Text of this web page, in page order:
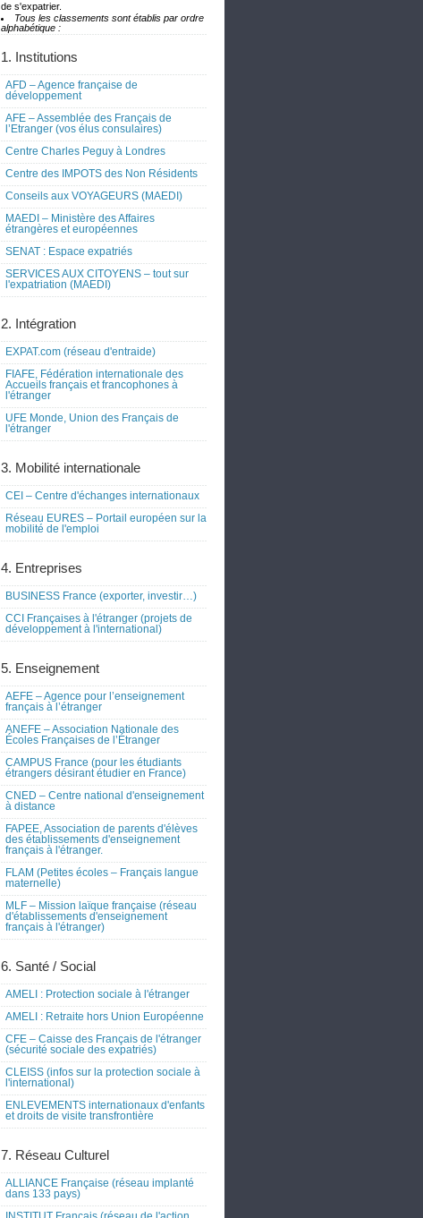
de s'expatrier.
Tous les classements sont établis par ordre
alphabétique :
1. Institutions
AFD – Agence française de
développement
AFE – Assemblée des Français de
l’Etranger (vos élus consulaires)
Centre Charles Peguy à Londres
Centre des IMPOTS des Non Résidents
Conseils aux VOYAGEURS (MAEDI)
MAEDI – Ministère des Affaires
étrangères et européennes
SENAT : Espace expatriés
SERVICES AUX CITOYENS – tout sur
l'expatriation (MAEDI)
2. Intégration
EXPAT.com (réseau d'entraide)
FIAFE, Fédération internationale des
Accueils français et francophones à
l'étranger
UFE Monde, Union des Français de
l'étranger
3. Mobilité internationale
CEI – Centre d'échanges internationaux
Réseau EURES – Portail européen sur la
mobilité de l'emploi
4. Entreprises
BUSINESS France (exporter, investir…)
CCI Françaises à l'étranger (projets de
développement à l'international)
5. Enseignement
AEFE – Agence pour l’enseignement
français à l’étranger
ANEFE – Association Nationale des
Écoles Françaises de l’Étranger
CAMPUS France (pour les étudiants
étrangers désirant étudier en France)
CNED – Centre national d'enseignement
à distance
FAPEE, Association de parents d'élèves
des établissements d'enseignement
français à l'étranger.
FLAM (Petites écoles – Français langue
maternelle)
MLF – Mission laïque française (réseau
d'établissements d'enseignement
français à l'étranger)
6. Santé / Social
AMELI : Protection sociale à l'étranger
AMELI : Retraite hors Union Européenne
CFE – Caisse des Français de l'étranger
(sécurité sociale des expatriés)
CLEISS (infos sur la protection sociale à
l'international)
ENLEVEMENTS internationaux d'enfants
et droits de visite transfrontière
7. Réseau Culturel
ALLIANCE Française (réseau implanté
dans 133 pays)